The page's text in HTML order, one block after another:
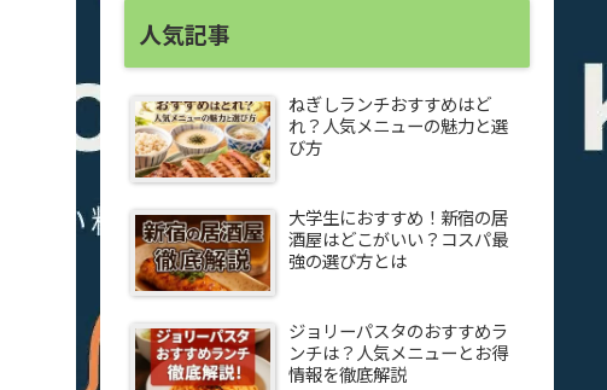
人気記事
ねぎしランチおすすめはど
れ？人気メニューの魅力と選
び方
大学生におすすめ！新宿の居
酒屋はどこがいい？コスパ最
強の選び方とは
ジョリーパスタのおすすめラ
ンチは？人気メニューとお得
情報を徹底解説